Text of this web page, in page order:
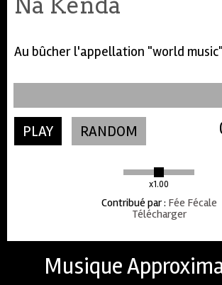
Au bûcher l'appellation "world music"
PLAY RANDOM
x1.00
Contribué par: Fée Fécale
Télécharger
Musique